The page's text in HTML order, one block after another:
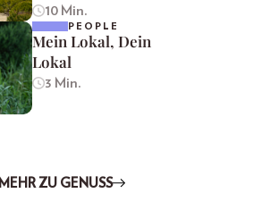
10 Min.
PEOPLE
Mein Lokal, Dein
Lokal
3 Min.
MEHR ZU GENUSS